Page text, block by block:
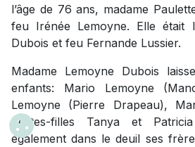
l’âge de 76 ans, madame
feu Irénée Lemoyne. Elle
Dubois et feu Fernande Lussier.
Madame Lemoyne Dubois
enfants: Mario Lemoyne
Lemoyne (Pierre Drapeau),
petites-filles Tanya et
également dans le deuil ses